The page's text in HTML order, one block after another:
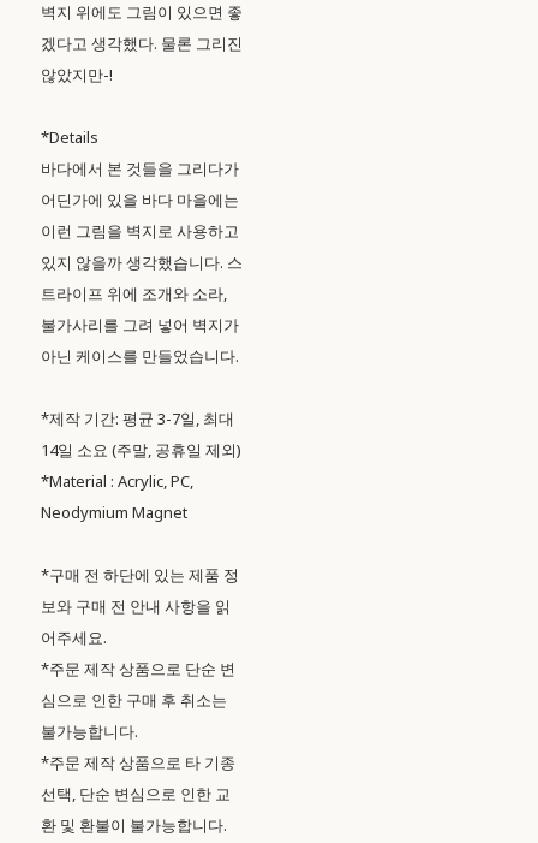
벽지 위에도 그림이 있으면 좋
겠다고 생각했다. 물론 그리진
않았지만-!
*Details
바다에서 본 것들을 그리다가
어딘가에 있을 바다 마을에는
이런 그림을 벽지로 사용하고
있지 않을까 생각했습니다. 스
트라이프 위에 조개와 소라,
불가사리를 그려 넣어 벽지가
아닌 케이스를 만들었습니다.
*제작 기간: 평균 3-7일, 최대
14일 소요 (주말, 공휴일 제외)
*Material : Acrylic, PC,
Neodymium Magnet
*구매 전 하단에 있는 제품 정
보와 구매 전 안내 사항을 읽
어주세요.
*주문 제작 상품으로 단순 변
심으로 인한 구매 후 취소는
불가능합니다.
*주문 제작 상품으로 타 기종
선택, 단순 변심으로 인한 교
환 및 환불이 불가능합니다.